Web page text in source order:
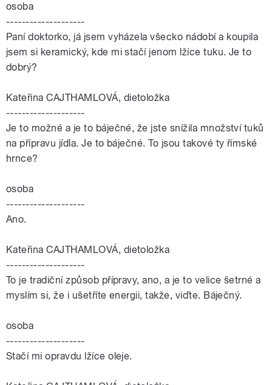
osoba
--------------------
Paní doktorko, já jsem vyházela všecko nádobí a koupila
jsem si keramický, kde mi stačí jenom lžíce tuku. Je to
dobrý?
Kateřina CAJTHAMLOVÁ, dietoložka
--------------------
Je to možné a je to báječné, že jste snížila množství tuků
na přípravu jídla. Je to báječné. To jsou takové ty římské
hrnce?
osoba
--------------------
Ano.
Kateřina CAJTHAMLOVÁ, dietoložka
--------------------
To je tradiční způsob přípravy, ano, a je to velice šetrné a
myslím si, že i ušetříte energii, takže, viďte. Báječný.
osoba
--------------------
Stačí mi opravdu lžíce oleje.